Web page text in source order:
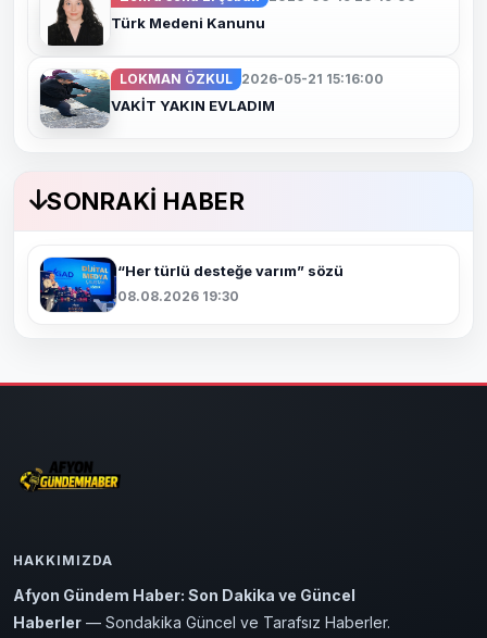
Türk Medeni Kanunu
LOKMAN ÖZKUL 2026-05-21 15:16:00
VAKİT YAKIN EVLADIM
SONRAKI HABER
“Her türlü desteğe varım” sözü
08.08.2026 19:30
HAKKIMIZDA
Afyon Gündem Haber: Son Dakika ve Güncel
Haberler — Sondakika Güncel ve Tarafsız Haberler.